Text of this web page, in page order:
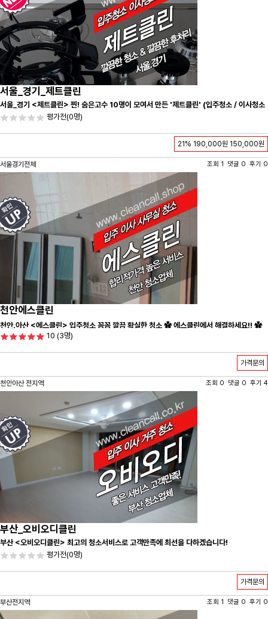
서울_경기_제트클린
서울_경기 <제트클린> 찐! 숨은고수 10명이 모여서 만든 '제트클린' (입주청소 / 이사청소
/ 줄눈시공) 항상 꼼꼼하게 친절하게 응대하겠습니다^-^
평가전(0명)
21% 190,000원 150,000원
서울경기전체 조회 1 댓글 0 후기 0
천안에스클린
천안.아산 <에스클린> 입주청소 꼼꼼 깔끔 확실한 청소 ✿ 에스클린에서 해결하세요!! ✿
10 (3명)
가격문의
천안아산 전지역 조회 0 댓글 0 후기 4
부산_오비오디클린
부산 <오비오디클린> 최고의 청소서비스로 고객만족에 최선을 다하겠습니다!
평가전(0명)
가격문의
부산전지역 조회 1 댓글 0 후기 0